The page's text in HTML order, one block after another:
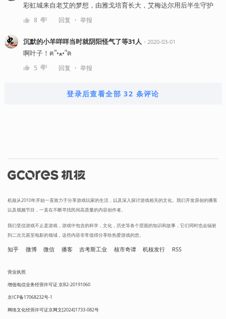
彩虹城来自老艾的梦想，由雅戈培育长大，艾梅达尔用后半生守护
8 回复 ・ 举报
沉默的小羊咩咩当时就阴阳怪气了等31人 ・ 2020-03-01
啊叶子！ฅ՞•ﻌ•՞ฅ
5 回复 ・ 举报
登录后查看全部 32 条评论
机核从2010年开始一直致力于分享游戏玩家的生活，以及深入探讨游戏相关的文化。我们开发原创的播客
以及视频节目，一直在不断寻找民间高质量的内容创作者。
我们坚信游戏不止是游戏，游戏中包含的科学，文化，历史等各个层面的知识和故事，它们同时也会辐射
到二次元甚至电影的领域，这些内容非常值得分享给热爱游戏的您。
知乎 微博 微信 播客 吉考斯工业 核市奇谭 机核发行 RSS
营业执照
增值电信业务经营许可证 京B2-20191060
京ICP备17068232号-1
网络文化经营许可证京网文[2024]1733-082号